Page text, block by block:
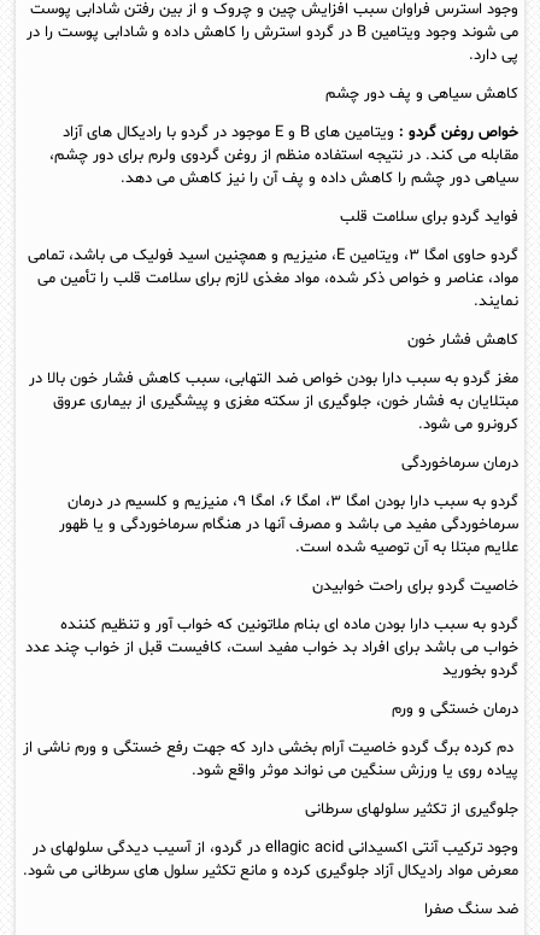
وجود استرس فراوان سبب افزایش چین و چروک و از بین رفتن شادابی پوست
می شوند وجود ویتامین B در گردو استرش را کاهش داده و شادابی پوست را در
پی دارد.
کاهش سیاهی و پف دور چشم
خواص روغن گردو :
ویتامین های B و E موجود در گردو با رادیکال های آزاد
مقابله می کند. در نتیجه استفاده منظم از روغن گردوی ولرم برای دور چشم،
سیاهی دور چشم را کاهش داده و پف آن را نیز کاهش می دهد.
فواید گردو برای سلامت قلب
گردو حاوی امگا ۳، ویتامین E، منیزیم و همچنین اسید فولیک می باشد، تمامی
مواد، عناصر و خواص ذکر شده، مواد مغذی لازم برای سلامت قلب را تأمین می
نمایند.
کاهش فشار خون
مغز گردو به سبب دارا بودن خواص ضد التهابی، سبب کاهش فشار خون بالا در
مبتلایان به فشار خون، جلوگیری از سکته مغزی و پیشگیری از بیماری عروق
کرونرو می شود.
درمان سرماخوردگی
گردو به سبب دارا بودن امگا ۳، امگا ۶، امگا ۹، منیزیم و کلسیم در درمان
سرماخوردگی مفید می باشد و مصرف آنها در هنگام سرماخوردگی و یا ظهور
علایم مبتلا به آن توصیه شده است.
خاصیت گردو برای راحت خوابیدن
گردو به سبب دارا بودن ماده ای بنام ملاتونین که خواب آور و تنظیم کننده
خواب می باشد برای افراد بد خواب مفید است، کافیست قبل از خواب چند عدد
گردو بخورید
درمان خستگی و ورم
دم کرده برگ گردو خاصیت آرام بخشی دارد که جهت رفع خستگی و ورم ناشی از
پیاده روی یا ورزش سنگین می نواند موثر واقع شود.
جلوگیری از تکثیر سلولهای سرطانی
وجود ترکیب آنتی اکسیدانی ellagic acid در گردو، از آسیب دیدگی سلولهای در
معرض مواد رادیکال آزاد جلوگیری کرده و مانع تكثیر سلول‌ های سرطانی می شود.
ضد سنگ صفرا